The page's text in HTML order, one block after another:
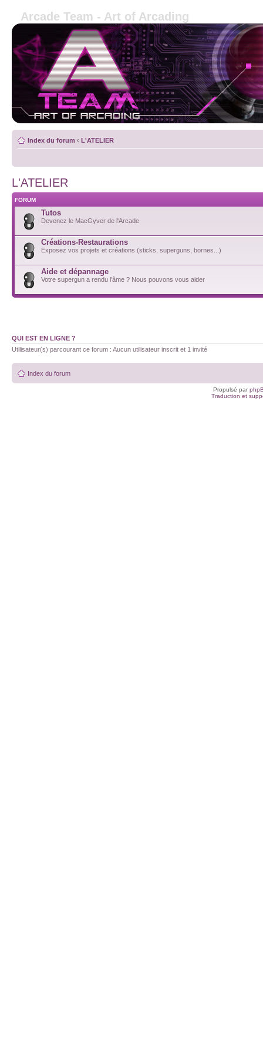
Arcade Team - Art of Arcading
Index du forum ‹ L'ATELIER
L'ATELIER
FORUM
Tutos
Devenez le MacGyver de l'Arcade
Créations-Restaurations
Exposez vos projets et créations (sticks, superguns, bornes...)
Aide et dépannage
Votre supergun a rendu l'âme ? Nous pouvons vous aider
QUI EST EN LIGNE ?
Utilisateur(s) parcourant ce forum : Aucun utilisateur inscrit et 1 invité
Index du forum
Propulsé par
Traduction et